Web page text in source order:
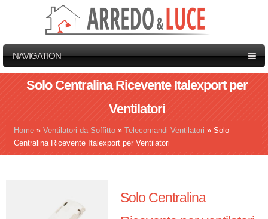
NAVIGATION
Solo Centralina Ricevente Italexport per
Ventilatori
Tu sei qui
Home » Ventilatori da Soffitto » Telecomandi Ventilatori » Solo
Centralina Ricevente Italexport per Ventilatori
Solo Centralina